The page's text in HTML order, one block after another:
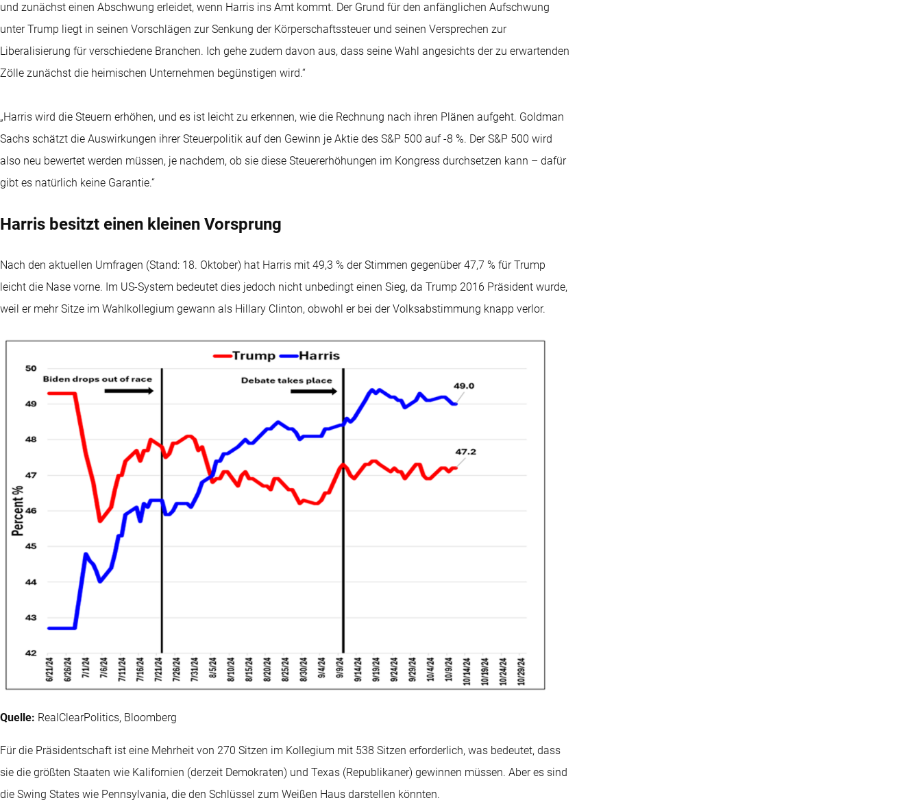
und zunächst einen Abschwung erleidet, wenn Harris ins Amt kommt. Der Grund für den anfänglichen Aufschwung
unter Trump liegt in seinen Vorschlägen zur Senkung der Körperschaftssteuer und seinen Versprechen zur
Liberalisierung für verschiedene Branchen. Ich gehe zudem davon aus, dass seine Wahl angesichts der zu erwartenden
Zölle zunächst die heimischen Unternehmen begünstigen wird.“
„Harris wird die Steuern erhöhen, und es ist leicht zu erkennen, wie die Rechnung nach ihren Plänen aufgeht. Goldman
Sachs schätzt die Auswirkungen ihrer Steuerpolitik auf den Gewinn je Aktie des S&P 500 auf -8 %. Der S&P 500 wird
also neu bewertet werden müssen, je nachdem, ob sie diese Steuererhöhungen im Kongress durchsetzen kann – dafür
gibt es natürlich keine Garantie.“
Harris besitzt einen kleinen Vorsprung
Nach den aktuellen Umfragen (Stand: 18. Oktober) hat Harris mit 49,3 % der Stimmen gegenüber 47,7 % für Trump
leicht die Nase vorne. Im US-System bedeutet dies jedoch nicht unbedingt einen Sieg, da Trump 2016 Präsident wurde,
weil er mehr Sitze im Wahlkollegium gewann als Hillary Clinton, obwohl er bei der Volksabstimmung knapp verlor.
Quelle: RealClearPolitics, Bloomberg
Für die Präsidentschaft ist eine Mehrheit von 270 Sitzen im Kollegium mit 538 Sitzen erforderlich, was bedeutet, dass
sie die größten Staaten wie Kalifornien (derzeit Demokraten) und Texas (Republikaner) gewinnen müssen. Aber es sind
die Swing States wie Pennsylvania, die den Schlüssel zum Weißen Haus darstellen könnten.